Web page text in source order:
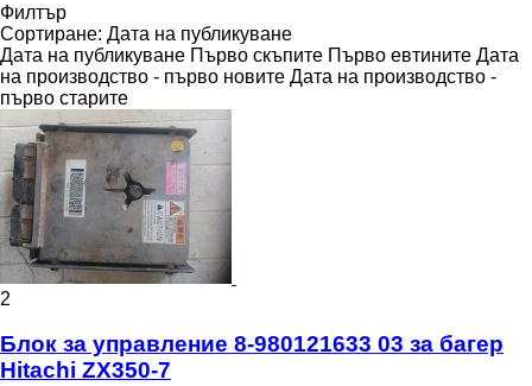
Филтър
Сортиране: Дата на публикуване
Дата на публикуване Първо скъпите Първо евтините Дата
на производство - първо новите Дата на производство -
първо старите
2
Блок за управление 8-980121633 03 за багер
Hitachi ZX350-7